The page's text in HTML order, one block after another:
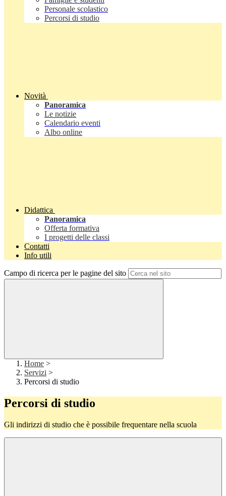
Personale scolastico
Percorsi di studio
Novità
Panoramica
Le notizie
Calendario eventi
Albo online
Didattica
Panoramica
Offerta formativa
I progetti delle classi
Contatti
Info utili
Campo di ricerca per le pagine del sito
Home >
Servizi >
Percorsi di studio
Percorsi di studio
Gli indirizzi di studio che è possibile frequentare nella scuola